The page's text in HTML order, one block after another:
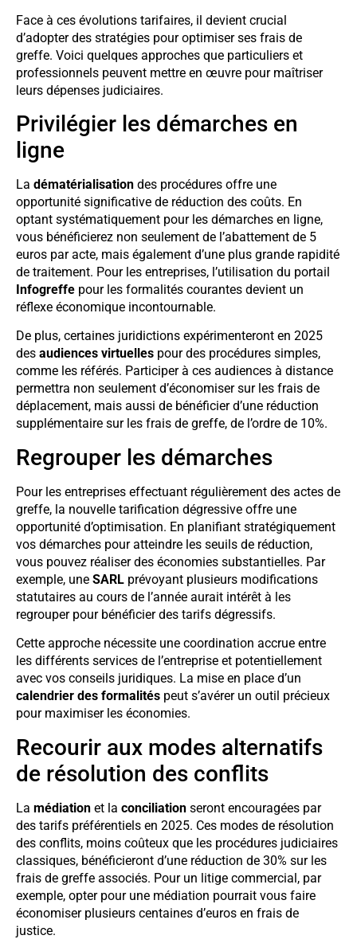
Face à ces évolutions tarifaires, il devient crucial
d’adopter des stratégies pour optimiser ses frais de
greffe. Voici quelques approches que particuliers et
professionnels peuvent mettre en œuvre pour maîtriser
leurs dépenses judiciaires.
Privilégier les démarches en
ligne
La dématérialisation des procédures offre une
opportunité significative de réduction des coûts. En
optant systématiquement pour les démarches en ligne,
vous bénéficierez non seulement de l’abattement de 5
euros par acte, mais également d’une plus grande rapidité
de traitement. Pour les entreprises, l’utilisation du portail
Infogreffe pour les formalités courantes devient un
réflexe économique incontournable.
De plus, certaines juridictions expérimenteront en 2025
des audiences virtuelles pour des procédures simples,
comme les référés. Participer à ces audiences à distance
permettra non seulement d’économiser sur les frais de
déplacement, mais aussi de bénéficier d’une réduction
supplémentaire sur les frais de greffe, de l’ordre de 10%.
Regrouper les démarches
Pour les entreprises effectuant régulièrement des actes de
greffe, la nouvelle tarification dégressive offre une
opportunité d’optimisation. En planifiant stratégiquement
vos démarches pour atteindre les seuils de réduction,
vous pouvez réaliser des économies substantielles. Par
exemple, une SARL prévoyant plusieurs modifications
statutaires au cours de l’année aurait intérêt à les
regrouper pour bénéficier des tarifs dégressifs.
Cette approche nécessite une coordination accrue entre
les différents services de l’entreprise et potentiellement
avec vos conseils juridiques. La mise en place d’un
calendrier des formalités peut s’avérer un outil précieux
pour maximiser les économies.
Recourir aux modes alternatifs
de résolution des conflits
La médiation et la conciliation seront encouragées par
des tarifs préférentiels en 2025. Ces modes de résolution
des conflits, moins coûteux que les procédures judiciaires
classiques, bénéficieront d’une réduction de 30% sur les
frais de greffe associés. Pour un litige commercial, par
exemple, opter pour une médiation pourrait vous faire
économiser plusieurs centaines d’euros en frais de
justice.